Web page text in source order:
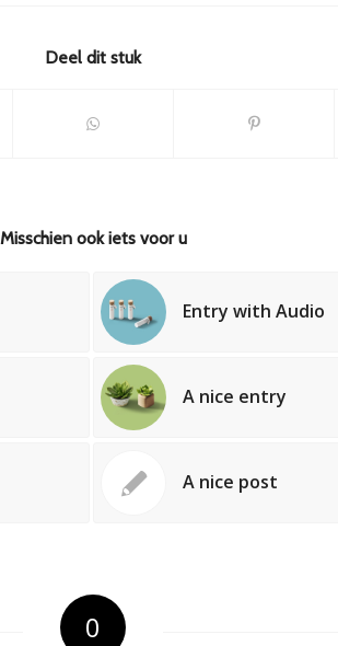
Deel dit stuk
Misschien ook iets voor u
Entry with Audio
A nice entry
A nice post
0